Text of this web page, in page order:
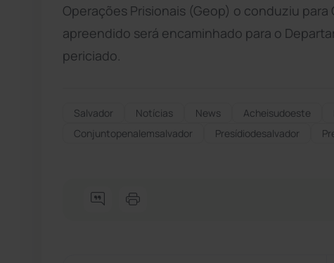
Operações Prisionais (Geop) o conduziu
apreendido será encaminhado para o
periciado.
Salvador Notícias News Acheisudoeste
Conjuntopenalemsalvador
Presídiodesalvador